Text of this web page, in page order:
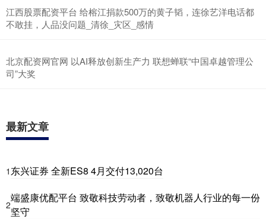
江西股票配资平台 给榕江捐款500万的黄子韬，连徐艺洋电话都
不敢挂，人品没问题_清徐_灾区_感情
北京配资网官网 以AI释放创新生产力 联想蝉联“中国卓越管理公
司”大奖
最新文章
1 东兴证券 全新ES8 4月交付13,020台
2
端盛康优配平台 致敬科技劳动者，致敬机器人行业的每一份
坚守